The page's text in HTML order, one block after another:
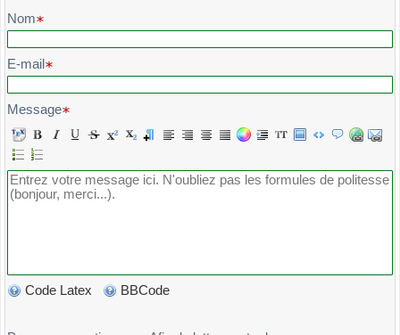
Nom
E-mail
Message
Code Latex BBCode